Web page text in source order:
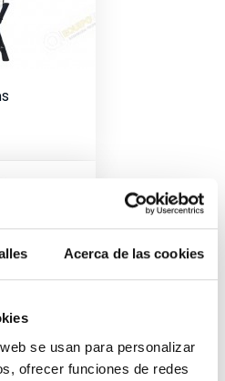
Acerca de las cookies
se usan para personalizar
ofrecer funciones de redes